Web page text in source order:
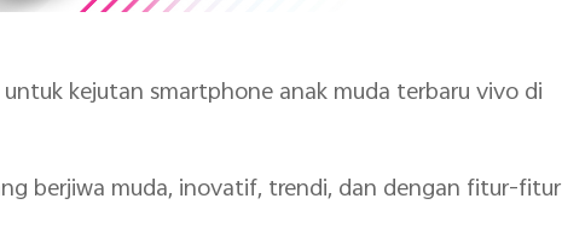
kejutan smartphone anak muda terbaru vivo di
berjiwa muda, inovatif, trendi, dan dengan fitur-fitur